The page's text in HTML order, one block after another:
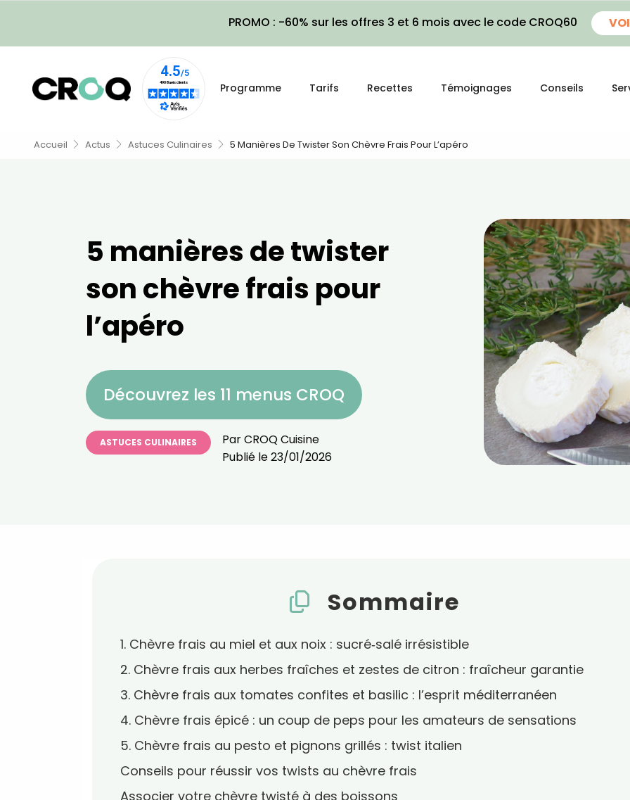
PROMO : -60% sur les offres 3 et 6 mois avec le code CROQ60
Programme Tarifs Recettes Témoignages Conseils
Accueil Actus Astuces Culinaires 5 Manières De Twister Son Chèvre Frais Pour L’apéro
5 manières de twister
son chèvre frais pour
l’apéro
Découvrez les 11 menus CROQ
ASTUCES CULINAIRES ParCROQ Cuisine
Publié le23/01/2026
Sommaire
1. Chèvre frais au miel et aux noix : sucré‑salé irrésistible
2. Chèvre frais aux herbes fraîches et zestes de citron : fraîcheur garantie
3. Chèvre frais aux tomates confites et basilic : l’esprit méditerranéen
4. Chèvre frais épicé : un coup de peps pour les amateurs de sensations
5. Chèvre frais au pesto et pignons grillés : twist italien
Conseils pour réussir vos twists au chèvre frais
Associer votre chèvre twisté à des boissons